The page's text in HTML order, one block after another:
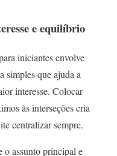
e equilíbrio
iniciantes envolve
simples que ajuda a
interesse. Colocar
às interseções cria
centralizar sempre.
o assunto principal e